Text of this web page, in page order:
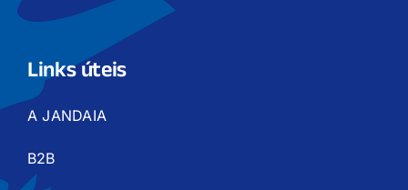
Links úteis
A JANDAIA
B2B